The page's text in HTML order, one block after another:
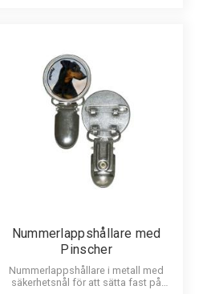
Nummerlappshållare med
Pinscher
Nummerlappshållare i metall med
säkerhetsnål för att sätta fast på